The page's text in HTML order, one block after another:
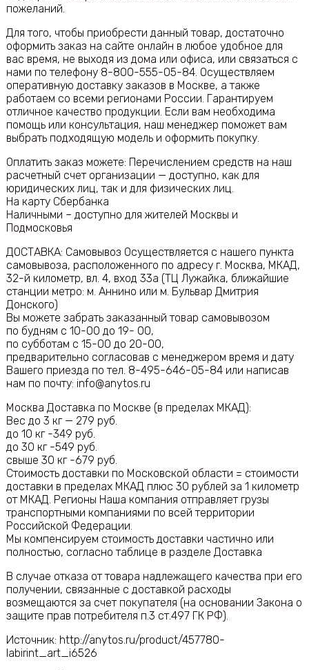
пожеланий.
Для того, чтобы приобрести данный товар, достаточно
оформить заказ на сайте онлайн в любое удобное для
вас время, не выходя из дома или офиса, или связаться с
нами по телефону 8-800-555-05-84. Осуществляем
оперативную доставку заказов в Москве, а также
работаем со всеми регионами России. Гарантируем
отличное качество продукции. Если вам необходима
помощь или консультация, наш менеджер поможет вам
выбрать подходящую модель и оформить покупку.
Оплатить заказ можете: Перечислением средств на наш
расчетный счет организации — доступно, как для
юридических лиц, так и для физических лиц.
На карту Сбербанка
Наличными – доступно для жителей Москвы и
Подмосковья
ДОСТАВКА: Самовывоз Осуществляется с нашего пункта
самовывоза, расположенного по адресу г. Москва, МКАД,
32-й километр, вл. 4, вход 33а (ТЦ Лужайка, ближайшие
станции метро: м. Аннино или м. Бульвар Дмитрия
Донского)
Вы можете забрать заказанный товар самовывозом
по будням с 10-00 до 19- 00,
по субботам с 15-00 до 20-00,
предварительно согласовав с менеджером время и дату
Вашего приезда по тел. 8-495-646-05-84 или написав
нам по почту: info@anytos.ru
Москва Доставка по Москве (в пределах МКАД):
Вес до 3 кг — 279 руб.
до 10 кг -349 руб.
до 30 кг -549 руб.
свыше 30 кг -679 руб.
Стоимость доставки по Московской области = стоимости
доставки в пределах МКАД плюс 30 рублей за 1 километр
от МКАД. Регионы Наша компания отправляет грузы
транспортными компаниями по всей территории
Российской Федерации.
Мы компенсируем стоимость доставки частично или
полностью, согласно таблице в разделе Доставка
В случае отказа от товара надлежащего качества при его
получении, связанные с доставкой расходы
возмещаются за счет покупателя (на основании Закона о
защите прав потребителя п.3 ст.497 ГК РФ).
Источник: http://anytos.ru/product/457780-
labirint_art_i6526